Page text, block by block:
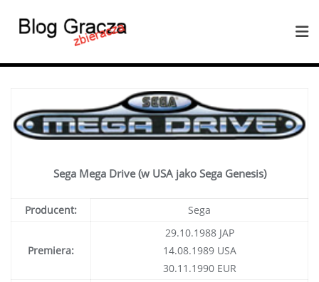
Sega Mega Drive (w USA jako Sega Genesis)
Producent: Sega
Premiera:
29.10.1988 JAP
14.08.1989 USA
30.11.1990 EUR